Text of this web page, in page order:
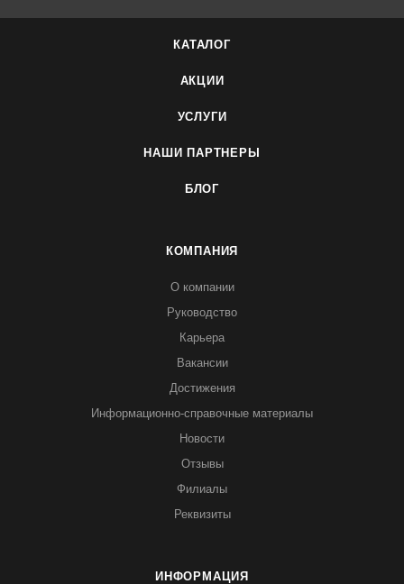
КАТАЛОГ
АКЦИИ
УСЛУГИ
НАШИ ПАРТНЕРЫ
БЛОГ
КОМПАНИЯ
О компании
Руководство
Карьера
Вакансии
Достижения
Информационно-справочные материалы
Новости
Отзывы
Филиалы
Реквизиты
ИНФОРМАЦИЯ